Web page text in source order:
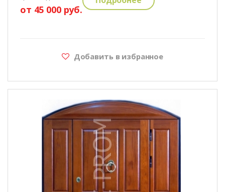
от 45 000 руб.
Добавить в избранное